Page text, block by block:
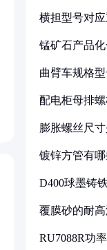
横担型号对
锰矿石产品
曲臂车规格
配电柜母排
膨胀螺丝尺
镀锌方管有
D400球墨铸
覆膜砂的耐
RU7088R功